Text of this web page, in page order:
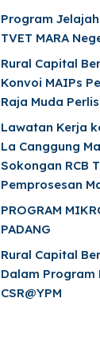
Program
TVET MARA
Rural Capital
Konvoi MAIPs
Raja Muda Perlis
Lawatan Kerja
La Canggung
Sokongan RCB
Pemprosesan
PROGRAM
PADANG
Rural Capital
Dalam Program
CSR@YPM